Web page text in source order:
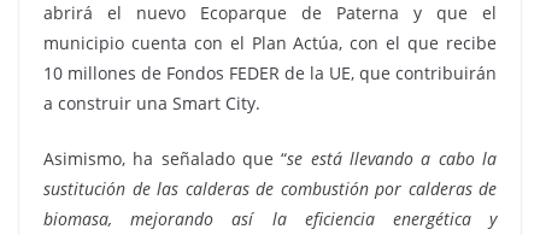
abrirá el nuevo Ecoparque de Paterna y que el
municipio cuenta con el Plan Actúa, con el que recibe
10 millones de Fondos FEDER de la UE, que contribuirán
a construir una Smart City.
Asimismo, ha señalado que “se está llevando a cabo la
sustitución de las calderas de combustión por calderas de
biomasa, mejorando así la eficiencia energética y